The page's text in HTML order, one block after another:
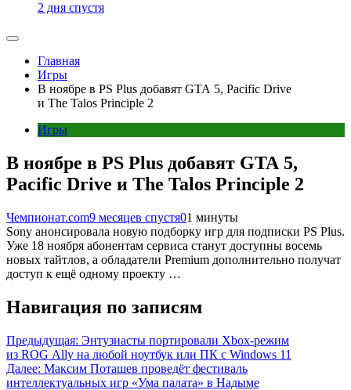
2 дня спустя
Главная
Игры
В ноябре в PS Plus добавят GTA 5, Pacific Drive
и The Talos Principle 2
Игры
В ноябре в PS Plus добавят GTA 5,
Pacific Drive и The Talos Principle 2
Чемпионат.com9 месяцев спустя01 минуты
Sony анонсировала новую подборку игр для подписки PS Plus.
Уже 18 ноября абонентам сервиса станут доступны восемь
новых тайтлов, а обладатели Premium дополнительно получат
доступ к ещё одному проекту …
Навигация по записям
Предыдущая: Энтузиасты портировали Xbox-режим
из ROG Ally на любой ноутбук или ПК с Windows 11
Далее: Максим Поташев проведёт фестиваль
интеллектуальных игр «Ума палата» в Надыме